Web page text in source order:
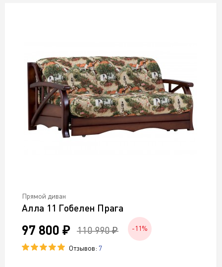
Прямой диван
Алла 11 Гобелен Прага
97 800 ₽ 110 990 ₽ -11%
Отзывов: 7